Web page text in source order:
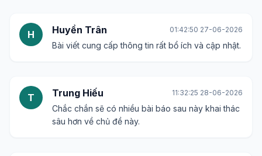
H Huyền Trân 01:42:50 27-06-2026
Bài viết cung cấp thông tin rất bổ ích và cập nhật.
T Trung Hiếu 11:32:25 28-06-2026
Chắc chắn sẽ có nhiều bài báo sau này khai thác
sâu hơn về chủ đề này.